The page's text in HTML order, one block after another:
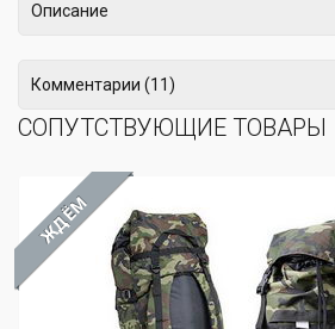
Описание
Комментарии (11)
СОПУТСТВУЮЩИЕ ТОВАРЫ
ЖДЁМ